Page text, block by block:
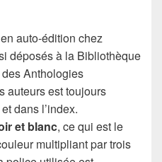
auto-édition chez
déposés à la Bibliothèque
Anthologies
auteurs est toujours
dans l’index.
et blanc, ce qui est le
multipliant par trois